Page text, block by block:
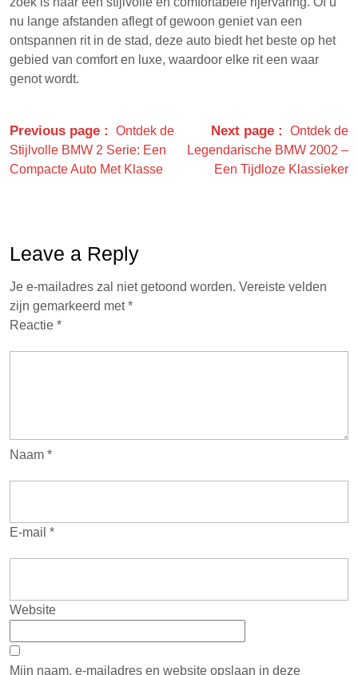
nu lange afstanden aflegt of gewoon geniet van een
ontspannen rit in de stad, deze auto biedt het beste op het
gebied van comfort en luxe, waardoor elke rit een waar
genot wordt.
Previous page
Ontdek de
Stijlvolle BMW 2 Serie: Een
Compacte Auto Met Klasse
Next page
Ontdek de
Legendarische BMW 2002 –
Een Tijdloze Klassieker
Leave a Reply
Je e-mailadres zal niet getoond worden. Vereiste velden
zijn gemarkeerd met*
Reactie *
Naam *
E-mail *
Website
Mijn naam, e-mailadres en website opslaan in deze